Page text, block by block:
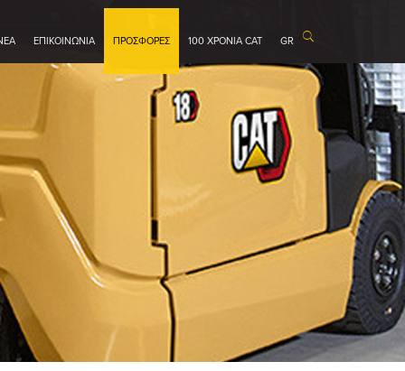
ΕΠΙΚΟΙΝΩΝΙΑ ΠΡΟΣΦΟΡΕΣ 100 ΧΡΟΝΙΑ CAT GR